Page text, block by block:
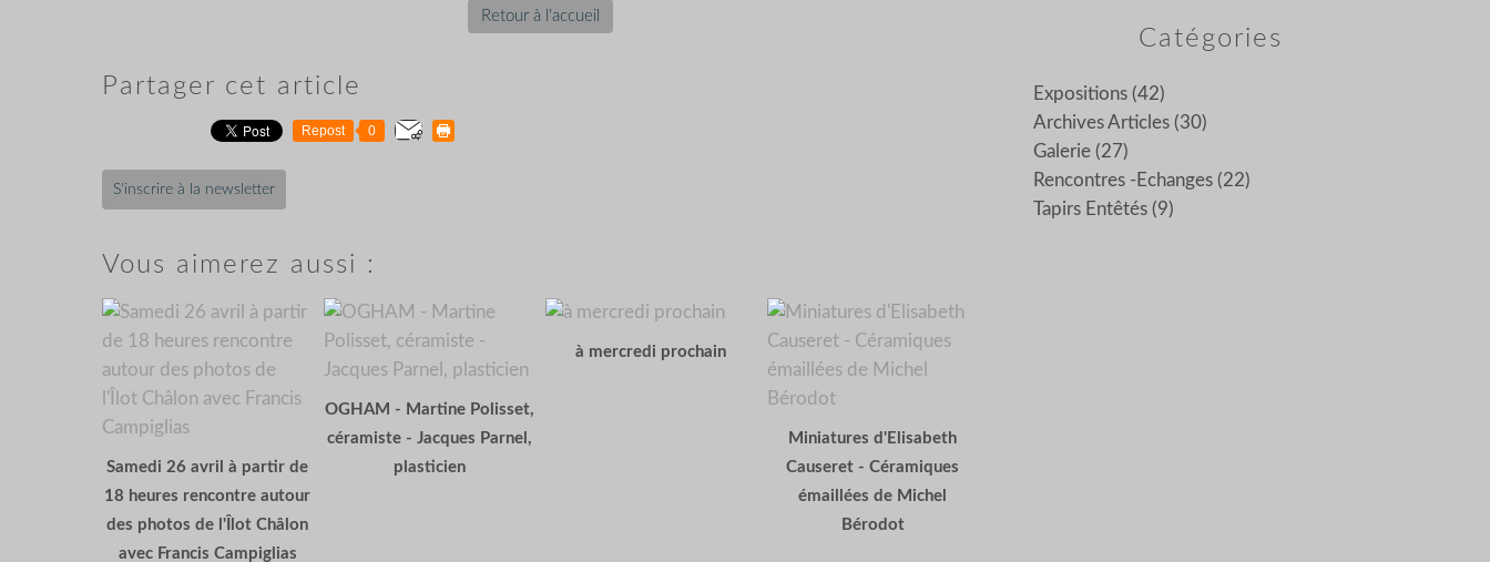
Retour à l'accueil
Partager cet article
Repost 0
S'inscrire à la newsletter
Vous aimerez aussi :
Samedi 26 avril à partir de
18 heures rencontre autour
des photos de l'Îlot Châlon
avec Francis Campiglias
OGHAM - Martine Polisset,
céramiste - Jacques Parnel,
plasticien
à mercredi prochain
Miniatures d'Elisabeth
Causeret - Céramiques
émaillées de Michel
Bérodot
Catégories
Expositions (42)
Archives Articles (30)
Galerie (27)
Rencontres -echanges (22)
Tapirs Entêtés (9)